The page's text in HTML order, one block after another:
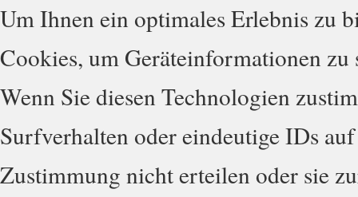
Um Ihnen ein optimales Erlebnis zu
Cookies, um Geräteinformationen
Wenn Sie diesen Technologien
Surfverhalten oder eindeutige IDs
Zustimmung nicht erteilen oder sie